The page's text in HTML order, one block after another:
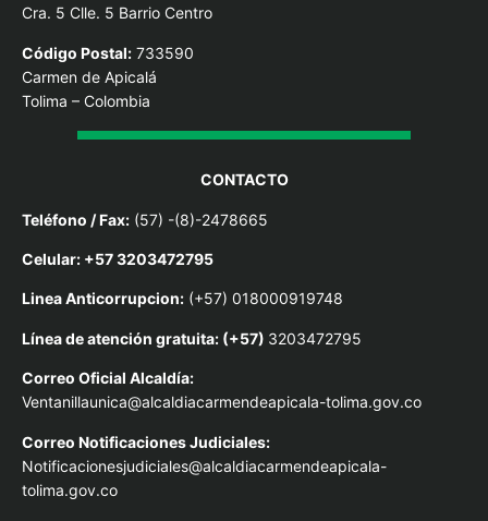
Cra. 5 Clle. 5 Barrio Centro
Código Postal: 733590
Carmen de Apicalá
Tolima – Colombia
CONTACTO
Teléfono / Fax: (57) -(8)-2478665
Celular: +57 3203472795
Linea Anticorrupcion: (+57) 018000919748
Línea de atención gratuita: (+57) 3203472795
Correo Oficial Alcaldía:
Ventanillaunica@alcaldiacarmendeapicala-tolima.gov.co
Correo Notificaciones Judiciales:
Notificacionesjudiciales@alcaldiacarmendeapicala-
tolima.gov.co